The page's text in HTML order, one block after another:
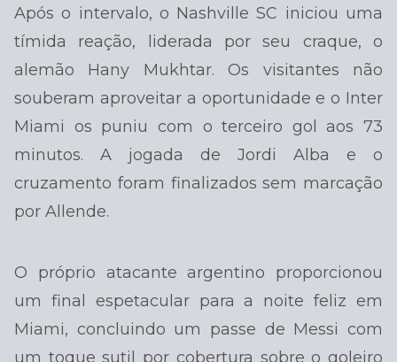
Após o intervalo, o Nashville SC iniciou uma
tímida reação, liderada por seu craque, o
alemão Hany Mukhtar. Os visitantes não
souberam aproveitar a oportunidade e o Inter
Miami os puniu com o terceiro gol aos 73
minutos. A jogada de Jordi Alba e o
cruzamento foram finalizados sem marcação
por Allende.
O próprio atacante argentino proporcionou
um final espetacular para a noite feliz em
Miami, concluindo um passe de Messi com
um toque sutil por cobertura sobre o goleiro